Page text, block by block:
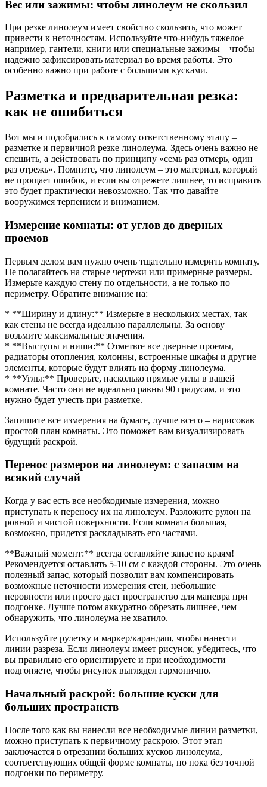
Вес или зажимы: чтобы линолеум не скользил
При резке линолеум имеет свойство скользить, что может
привести к неточностям. Используйте что-нибудь тяжелое –
например, гантели, книги или специальные зажимы – чтобы
надежно зафиксировать материал во время работы. Это
особенно важно при работе с большими кусками.
Разметка и предварительная резка:
как не ошибиться
Вот мы и подобрались к самому ответственному этапу –
разметке и первичной резке линолеума. Здесь очень важно не
спешить, а действовать по принципу «семь раз отмерь, один
раз отрежь». Помните, что линолеум – это материал, который
не прощает ошибок, и если вы отрежете лишнее, то исправить
это будет практически невозможно. Так что давайте
вооружимся терпением и вниманием.
Измерение комнаты: от углов до дверных
проемов
Первым делом вам нужно очень тщательно измерить комнату.
Не полагайтесь на старые чертежи или примерные размеры.
Измерьте каждую стену по отдельности, а не только по
периметру. Обратите внимание на:
* **Ширину и длину:** Измерьте в нескольких местах, так
как стены не всегда идеально параллельны. За основу
возьмите максимальные значения.
* **Выступы и ниши:** Отметьте все дверные проемы,
радиаторы отопления, колонны, встроенные шкафы и другие
элементы, которые будут влиять на форму линолеума.
* **Углы:** Проверьте, насколько прямые углы в вашей
комнате. Часто они не идеально равны 90 градусам, и это
нужно будет учесть при разметке.
Запишите все измерения на бумаге, лучше всего – нарисовав
простой план комнаты. Это поможет вам визуализировать
будущий раскрой.
Перенос размеров на линолеум: с запасом на
всякий случай
Когда у вас есть все необходимые измерения, можно
приступать к переносу их на линолеум. Разложите рулон на
ровной и чистой поверхности. Если комната большая,
возможно, придется раскладывать его частями.
**Важный момент:** всегда оставляйте запас по краям!
Рекомендуется оставлять 5-10 см с каждой стороны. Это очень
полезный запас, который позволит вам компенсировать
возможные неточности измерения стен, небольшие
неровности или просто даст пространство для маневра при
подгонке. Лучше потом аккуратно обрезать лишнее, чем
обнаружить, что линолеума не хватило.
Используйте рулетку и маркер/карандаш, чтобы нанести
линии разреза. Если линолеум имеет рисунок, убедитесь, что
вы правильно его ориентируете и при необходимости
подгоняете, чтобы рисунок выглядел гармонично.
Начальный раскрой: большие куски для
больших пространств
После того как вы нанесли все необходимые линии разметки,
можно приступать к первичному раскрою. Этот этап
заключается в отрезании больших кусков линолеума,
соответствующих общей форме комнаты, но пока без точной
подгонки по периметру.